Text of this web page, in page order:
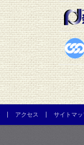
アクセス サイトマ